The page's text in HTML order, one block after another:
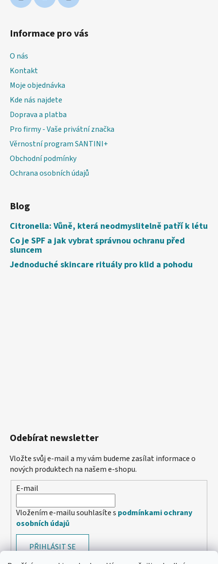
Informace pro vás
O nás
Kontakt
Moje objednávka
Kde nás najdete
Doprava a platba
Pro firmy - Vaše privátní značka
Věrnostní program SANTINI+
Obchodní podmínky
Ochrana osobních údajů
Blog
Citronella: Vůně, která neodmyslitelně patří k létu
Co je SPF a jak vybrat správnou ochranu před
sluncem
Jednoduché skincare rituály pro klid a pohodu
Odebírat newsletter
Vložte svůj e-mail a my vám budeme zasílat informace o
nových produktech na našem e-shopu.
E-mail
Vložením e-mailu souhlasíte s podmínkami ochrany
osobních údajů
PŘIHLÁSIT SE